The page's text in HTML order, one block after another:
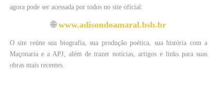
agora pode ser acessada por todos no site oficial:
🌐www.adisondoamaral.bsb.br
O site reúne sua biografia, sua produção poética, sua história com a
Maçonaria e a APJ, além de trazer notícias, artigos e links para suas
obras mais recentes.